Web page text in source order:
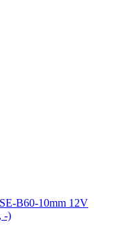
B60-10mm 12V
-)